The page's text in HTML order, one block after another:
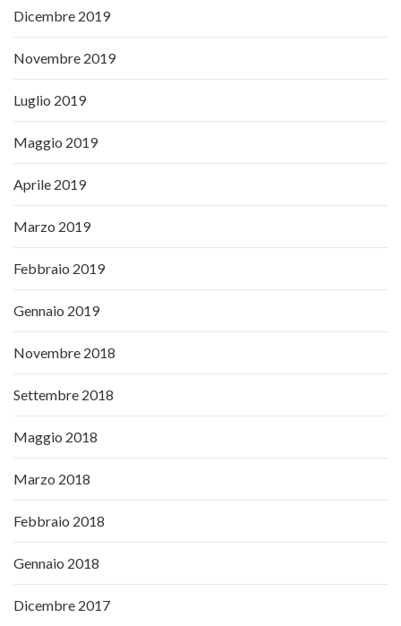
Dicembre 2019
Novembre 2019
Luglio 2019
Maggio 2019
Aprile 2019
Marzo 2019
Febbraio 2019
Gennaio 2019
Novembre 2018
Settembre 2018
Maggio 2018
Marzo 2018
Febbraio 2018
Gennaio 2018
Dicembre 2017